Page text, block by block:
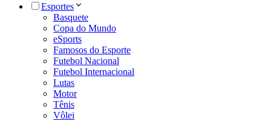
Esportes
Basquete
Copa do Mundo
eSports
Famosos do Esporte
Futebol Nacional
Futebol Internacional
Lutas
Motor
Tênis
Vôlei